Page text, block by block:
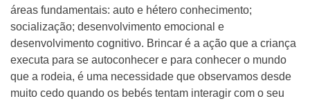
áreas fundamentais: auto e hétero conhecimento;
socialização; desenvolvimento emocional e
desenvolvimento cognitivo. Brincar é a ação que a criança
executa para se autoconhecer e para conhecer o mundo
que a rodeia, é uma necessidade que observamos desde
muito cedo quando os bebés tentam interagir com o seu